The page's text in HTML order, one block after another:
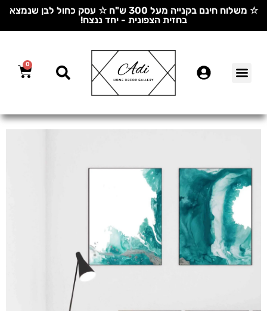
☆ משלוח חינם בקנייה מעל 300 ש"ח ☆ עסק כחול לבן שנמצא
בחזית הצפונית - יחד ננצח!
0